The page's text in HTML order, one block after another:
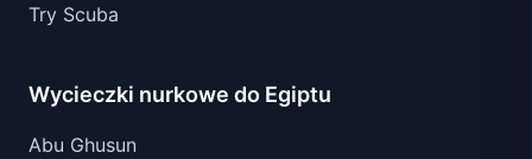
Try Scuba
Wycieczki nurkowe do Egiptu
Abu Ghusun